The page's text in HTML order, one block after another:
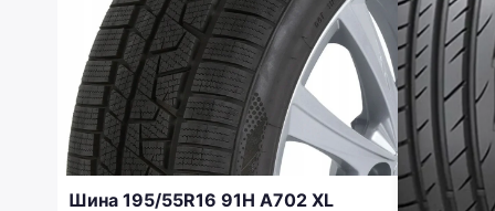
Шина 195/55R16 91H A702 XL